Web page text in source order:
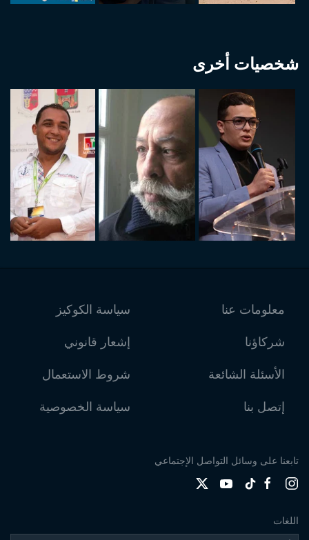
شخصيات أخرى
معلومات عنا
شركاؤنا
الأسئلة الشائعة
إتصل بنا
سياسة الكوكيز
إشعار قانوني
شروط الاستعمال
سياسة الخصوصية
تابعنا على وسائل التواصل الإجتماعي
اللغات